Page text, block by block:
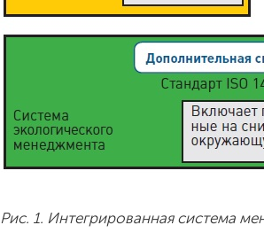
Рис. 1. Интегрированная система